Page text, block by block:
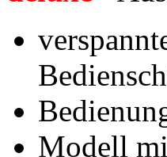
Modell